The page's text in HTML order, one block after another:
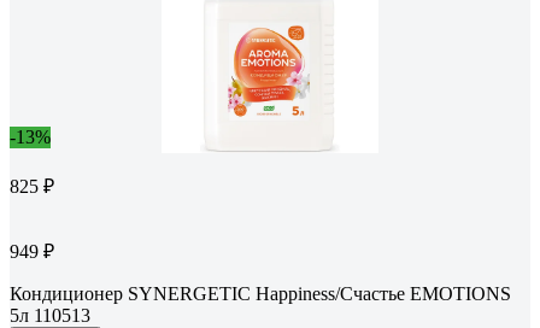
-13%
825 ₽
949 ₽
Кондиционер SYNERGETIC Happiness/Счастье EMOTIONS
5л 110513